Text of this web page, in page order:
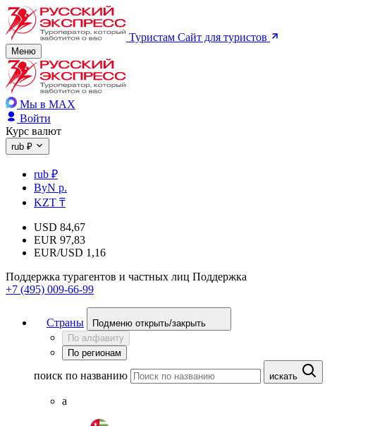
Туристам Сайт для туристов
Меню
Мы в MAX
Войти
Курс валют
rub ₽
rub ₽
ByN р.
KZT ₸
USD 84,67
EUR 97,83
EUR/USD 1,16
Поддержка турагентов и частных лиц Поддержка
+7 (495) 009-66-99
Страны
Подменю открыть/закрыть
По алфавиту
По регионам
поиск по названию искать
а